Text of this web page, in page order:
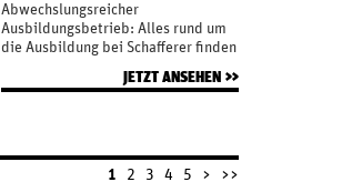
Abwechslungsreicher
Ausbildungsbetrieb: Alles rund um
die Ausbildung bei Schafferer finden
schafferer.de
JETZT ANSEHEN
1 2 3 4 5 > >>